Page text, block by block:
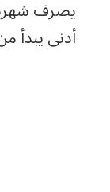
يصرف
أدنى يبدأ من 1000 جنيه